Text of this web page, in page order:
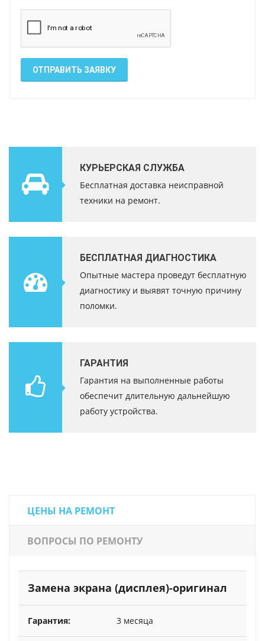
ОТПРАВИТЬ ЗАЯВКУ
КУРЬЕРСКАЯ СЛУЖБА
Бесплатная доставка неисправной
техники на ремонт.
БЕСПЛАТНАЯ ДИАГНОСТИКА
Опытные мастера проведут бесплатную
диагностику и выявят точную причину
поломки.
ГАРАНТИЯ
Гарантия на выполненные работы
обеспечит длительную дальнейшую
работу устройства.
ЦЕНЫ НА РЕМОНТ
ВОПРОСЫ ПО РЕМОНТУ
Замена экрана (дисплея)-оригинал
3 месяца